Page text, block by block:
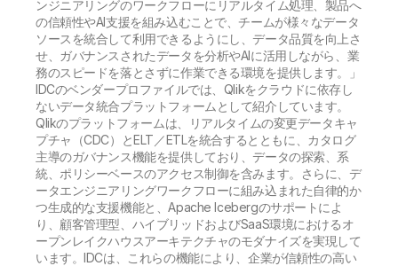
ンジニアリングのワークフローにリアルタイム処理、製品へ
の信頼性やAI支援を組み込むことで、チームが様々なデータ
ソースを統合して利用できるようにし、データ品質を向上さ
せ、ガバナンスされたデータを分析やAIに活用しながら、業
務のスピードを落とさずに作業できる環境を提供します。」
IDCのベンダープロファイルでは、Qlikをクラウドに依存し
ないデータ統合プラットフォームとして紹介しています。
Qlikのプラットフォームは、リアルタイムの変更データキャ
プチャ（CDC）とELT／ETLを統合するとともに、カタログ
主導のガバナンス機能を提供しており、データの探索、系
統、ポリシーベースのアクセス制御を含みます。さらに、デ
ータエンジニアリングワークフローに組み込まれた自律的か
つ生成的な支援機能と、Apache Icebergのサポートによ
り、顧客管理型、ハイブリッドおよびSaaS環境におけるオ
ープンレイクハウスアーキテクチャのモダナイズを実現して
います。IDCは、これらの機能により、企業が信頼性の高い